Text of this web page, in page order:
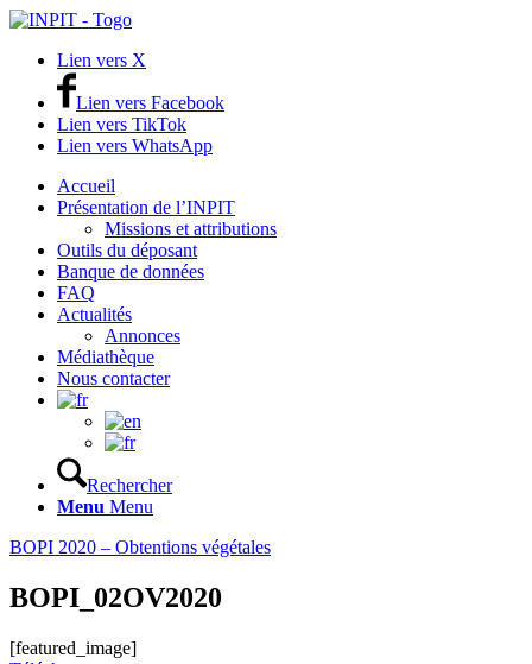
Lien vers X
Lien vers Facebook
Lien vers TikTok
Lien vers WhatsApp
Accueil
Présentation de l’INPIT
Missions et attributions
Outils du déposant
Banque de données
FAQ
Actualités
Annonces
Médiathèque
Nous contacter
Rechercher
Menu Menu
BOPI 2020 – Obtentions végétales
BOPI_02OV2020
[featured_image]